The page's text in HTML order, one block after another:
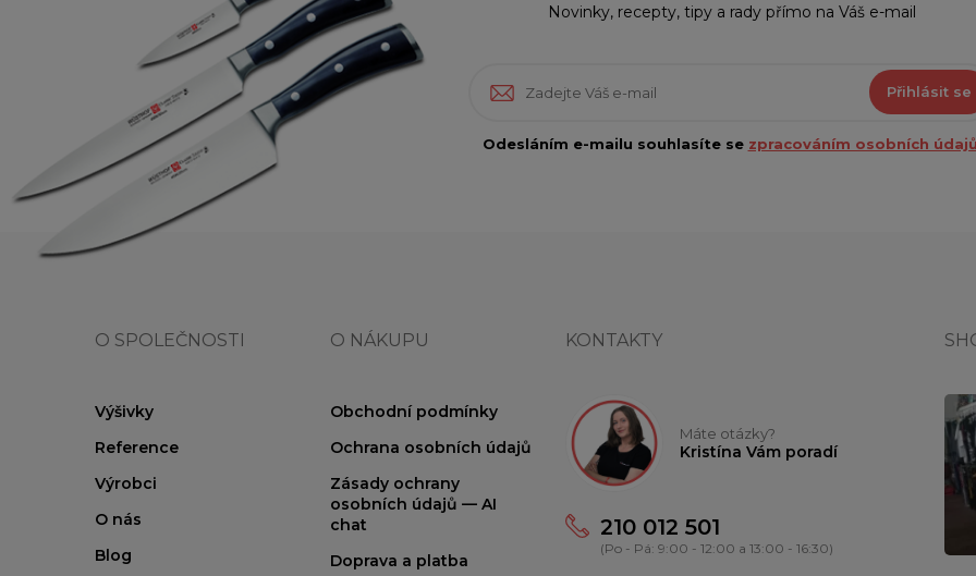
Novinky, recepty, tipy a rady přímo na Váš e-mail
Přihlásit se
Odesláním e-mailu souhlasíte se zpracováním osobních
O SPOLEČNOSTI
Výšivky
Reference
Výrobci
O nás
Blog
O NÁKUPU
Obchodní podmínky
Ochrana osobních údajů
Zásady ochrany
osobních údajů — AI
chat
Doprava a platba
KONTAKTY
Máte otázky?
Kristína Vám poradí
210 012 501
(Po - Pá: 9:00 - 12:00 a 13:00 - 16:30)